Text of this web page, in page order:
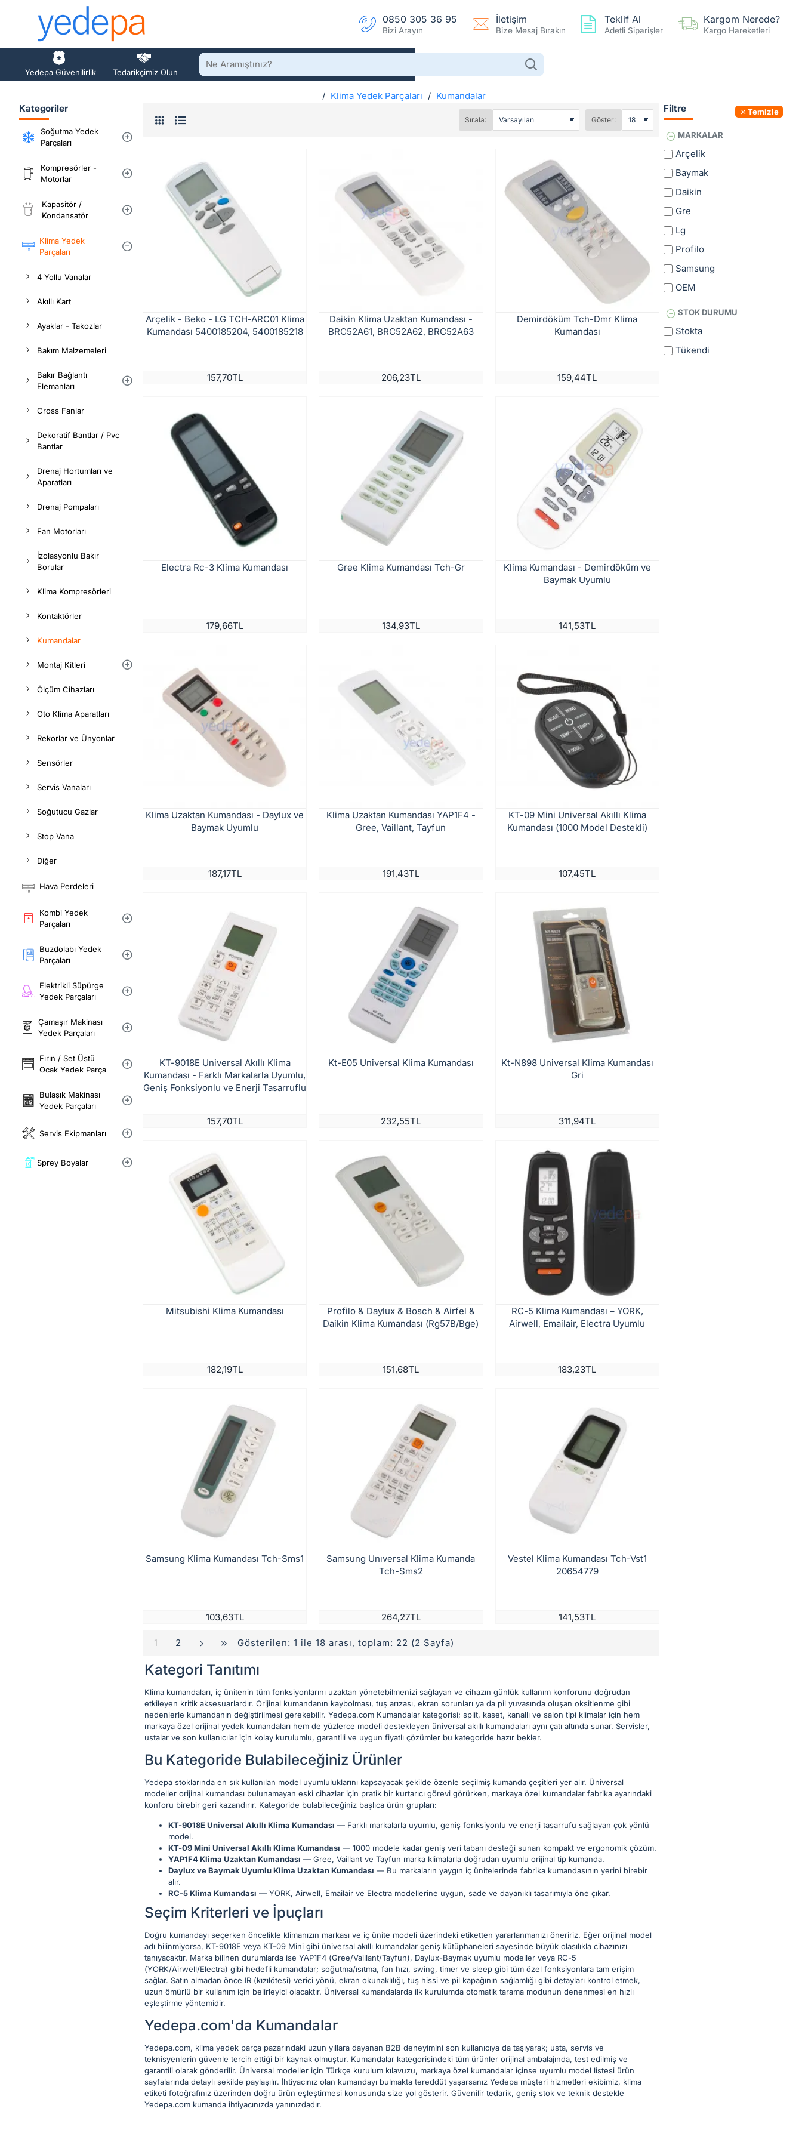
0850 305 36 95
Bizi Arayın
İletişim
Bize Mesaj Bırakın
Teklif Al
Adetli Siparişler
Kargom Nerede?
Kargo Hareketleri
Yedepa Güvenilirlik Tedarikçimiz Olun
Ne
Aramıştınız?
Klima Yedek Parçaları
Kumandalar
Kategoriler
Soğutma Yedek
Parçaları
Kompresörler -
Motorlar
Kapasitör /
Kondansatör
Klima Yedek
Parçaları
4 Yollu Vanalar
Akıllı Kart
Ayaklar - Takozlar
Bakım Malzemeleri
Bakır Bağlantı
Elemanları
Cross Fanlar
Dekoratif Bantlar / Pvc
Bantlar
Drenaj Hortumları ve
Aparatları
Drenaj Pompaları
Fan Motorları
İzolasyonlu Bakır
Borular
Klima Kompresörleri
Kontaktörler
Kumandalar
Montaj Kitleri
Ölçüm Cihazları
Oto Klima Aparatları
Rekorlar ve Ünyonlar
Sensörler
Servis Vanaları
Soğutucu Gazlar
Stop Vana
Diğer
Hava Perdeleri
Kombi Yedek
Parçaları
Buzdolabı Yedek
Parçaları
Elektrikli Süpürge
Yedek Parçaları
Çamaşır Makinası
Yedek Parçaları
Fırın / Set Üstü
Ocak Yedek Parça
Bulaşık Makinası
Yedek Parçaları
Servis Ekipmanları
Sprey Boyalar
Kategori Tanıtımı
Klima kumandaları, iç ünitenin tüm fonksiyonlarını uzaktan yönetebilmenizi sağlayan ve cihazın günlük kullanım konforunu doğrudan
etkileyen kritik aksesuarlardır. Orijinal kumandanın kaybolması, tuş arızası, ekran sorunları ya da pil yuvasında oluşan oksitlenme gibi
nedenlerle kumandanın değiştirilmesi gerekebilir. Yedepa.com Kumandalar kategorisi; split, kaset, kanallı ve salon tipi klimalar için hem
markaya özel orijinal yedek kumandaları hem de yüzlerce modeli destekleyen üniversal akıllı kumandaları aynı çatı altında sunar. Servisler,
ustalar ve son kullanıcılar için kolay kurulumlu, garantili ve uygun fiyatlı çözümler bu kategoride hazır bekler.
Bu Kategoride Bulabileceğiniz Ürünler
Yedepa stoklarında en sık kullanılan model uyumluluklarını kapsayacak şekilde özenle seçilmiş kumanda çeşitleri yer alır. Üniversal
modeller orijinal kumandası bulunamayan eski cihazlar için pratik bir kurtarıcı görevi görürken, markaya özel kumandalar fabrika ayarındaki
konforu birebir geri kazandırır. Kategoride bulabileceğiniz başlıca ürün grupları:
KT-9018E Universal Akıllı Klima Kumandası — Farklı markalarla uyumlu, geniş fonksiyonlu ve enerji tasarrufu sağlayan çok yönlü
model.
KT-09 Mini Universal Akıllı Klima Kumandası — 1000 modele kadar geniş veri tabanı desteği sunan kompakt ve ergonomik çözüm.
YAP1F4 Klima Uzaktan Kumandası — Gree, Vaillant ve Tayfun marka klimalarla doğrudan uyumlu orijinal tip kumanda.
Daylux ve Baymak Uyumlu Klima Uzaktan Kumandası — Bu markaların yaygın iç ünitelerinde fabrika kumandasının yerini birebir
alır.
RC-5 Klima Kumandası — YORK, Airwell, Emailair ve Electra modellerine uygun, sade ve dayanıklı tasarımıyla öne çıkar.
Seçim Kriterleri ve İpuçları
Doğru kumandayı seçerken öncelikle klimanızın markası ve iç ünite modeli üzerindeki etiketten yararlanmanızı öneririz. Eğer orijinal model
adı bilinmiyorsa, KT-9018E veya KT-09 Mini gibi üniversal akıllı kumandalar geniş kütüphaneleri sayesinde büyük olasılıkla cihazınızı
tanıyacaktır. Marka bilinen durumlarda ise YAP1F4 (Gree/Vaillant/Tayfun), Daylux-Baymak uyumlu modeller veya RC-5
(YORK/Airwell/Electra) gibi hedefli kumandalar; soğutma/ısıtma, fan hızı, swing, timer ve sleep gibi tüm özel fonksiyonlara tam erişim
sağlar. Satın almadan önce IR (kızılötesi) verici yönü, ekran okunaklılığı, tuş hissi ve pil kapağının sağlamlığı gibi detayları kontrol etmek,
uzun ömürlü bir kullanım için belirleyici olacaktır. Üniversal kumandalarda ilk kurulumda otomatik tarama modunun denenmesi en hızlı
eşleştirme yöntemidir.
Yedepa.com'da Kumandalar
Yedepa.com, klima yedek parça pazarındaki uzun yıllara dayanan B2B deneyimini son kullanıcıya da taşıyarak; usta, servis ve
teknisyenlerin güvenle tercih ettiği bir kaynak olmuştur. Kumandalar kategorisindeki tüm ürünler orijinal ambalajında, test edilmiş ve
garantili olarak gönderilir. Üniversal modeller için Türkçe kurulum kılavuzu, markaya özel kumandalar içinse uyumlu model listesi ürün
sayfalarında detaylı şekilde paylaşılır. İhtiyacınız olan kumandayı bulmakta tereddüt yaşarsanız Yedepa müşteri hizmetleri ekibimiz, klima
etiketi fotoğrafınız üzerinden doğru ürün eşleştirmesi konusunda size yol gösterir. Güvenilir tedarik, geniş stok ve teknik destekle
Yedepa.com kumanda ihtiyacınızda yanınızdadır.
Sırala: Göster:
Arçelik - Beko - LG TCH-ARC01 Klima
Kumandası 5400185204, 5400185218
157,70TL
Daikin Klima Uzaktan Kumandası -
BRC52A61, BRC52A62, BRC52A63
206,23TL
Demirdöküm Tch-Dmr Klima
Kumandası
159,44TL
Electra Rc-3 Klima Kumandası
179,66TL
Gree Klima Kumandası Tch-Gr
134,93TL
Klima Kumandası - Demirdöküm ve
Baymak Uyumlu
141,53TL
Klima Uzaktan Kumandası - Daylux ve
Baymak Uyumlu
187,17TL
Klima Uzaktan Kumandası YAP1F4 -
Gree, Vaillant, Tayfun
191,43TL
KT-09 Mini Universal Akıllı Klima
Kumandası (1000 Model Destekli)
107,45TL
KT-9018E Universal Akıllı Klima
Kumandası - Farklı Markalarla Uyumlu,
Geniş Fonksiyonlu ve Enerji Tasarruflu
157,70TL
Kt-E05 Universal Klima Kumandası
232,55TL
Kt-N898 Universal Klima Kumandası
Gri
311,94TL
Mitsubishi Klima Kumandası
182,19TL
Profilo & Daylux & Bosch & Airfel &
Daikin Klima Kumandası (Rg57B/Bge)
151,68TL
RC-5 Klima Kumandası – YORK,
Airwell, Emailair, Electra Uyumlu
183,23TL
Samsung Klima Kumandası Tch-Sms1
103,63TL
Samsung Unıversal Klima Kumanda
Tch-Sms2
264,27TL
Vestel Klima Kumandası Tch-Vst1
20654779
141,53TL
1 2 Gösterilen: 1 ile 18 arası, toplam: 22 (2 Sayfa)
Filtre Temizle
MARKALAR
Arçelik
Baymak
Daikin
Gre
Lg
Profilo
Samsung
OEM
STOK DURUMU
Stokta
Tükendi